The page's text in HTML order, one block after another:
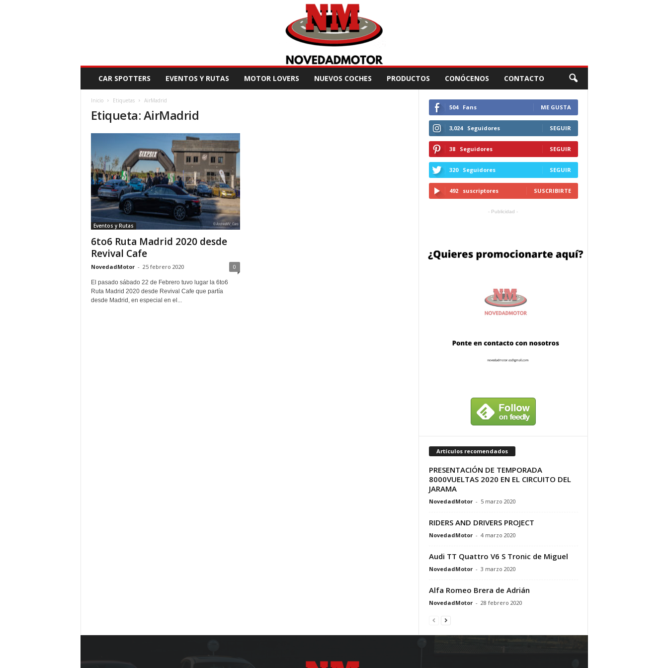
V
CAR SPOTTERS EVENTOS Y RUTAS MOTOR LOVERS NUEVOS COCHES PRODUCTOS CONÓCENOS CONTACTO
Inicio Etiquetas AirMadrid
Etiqueta: AirMadrid
Eventos y Rutas
6to6 Ruta Madrid 2020 desde
Revival Cafe
NovedadMotor - 25 febrero 2020 0
El pasado sábado 22 de Febrero tuvo lugar la 6to6
Ruta Madrid 2020 desde Revival Cafe que partía
desde Madrid, en especial en el...
504 Fans ME GUSTA
3,024 Seguidores SEGUIR
38 Seguidores SEGUIR
320 Seguidores SEGUIR
492 suscriptores SUSCRIBIRTE
- Publicidad -
Artículos recomendados
PRESENTACIÓN DE TEMPORADA
8000VUELTAS 2020 EN EL CIRCUITO DEL
JARAMA
NovedadMotor - 5 marzo 2020
RIDERS AND DRIVERS PROJECT
NovedadMotor - 4 marzo 2020
Audi TT Quattro V6 S Tronic de Miguel
NovedadMotor - 3 marzo 2020
Alfa Romeo Brera de Adrián
NovedadMotor - 28 febrero 2020